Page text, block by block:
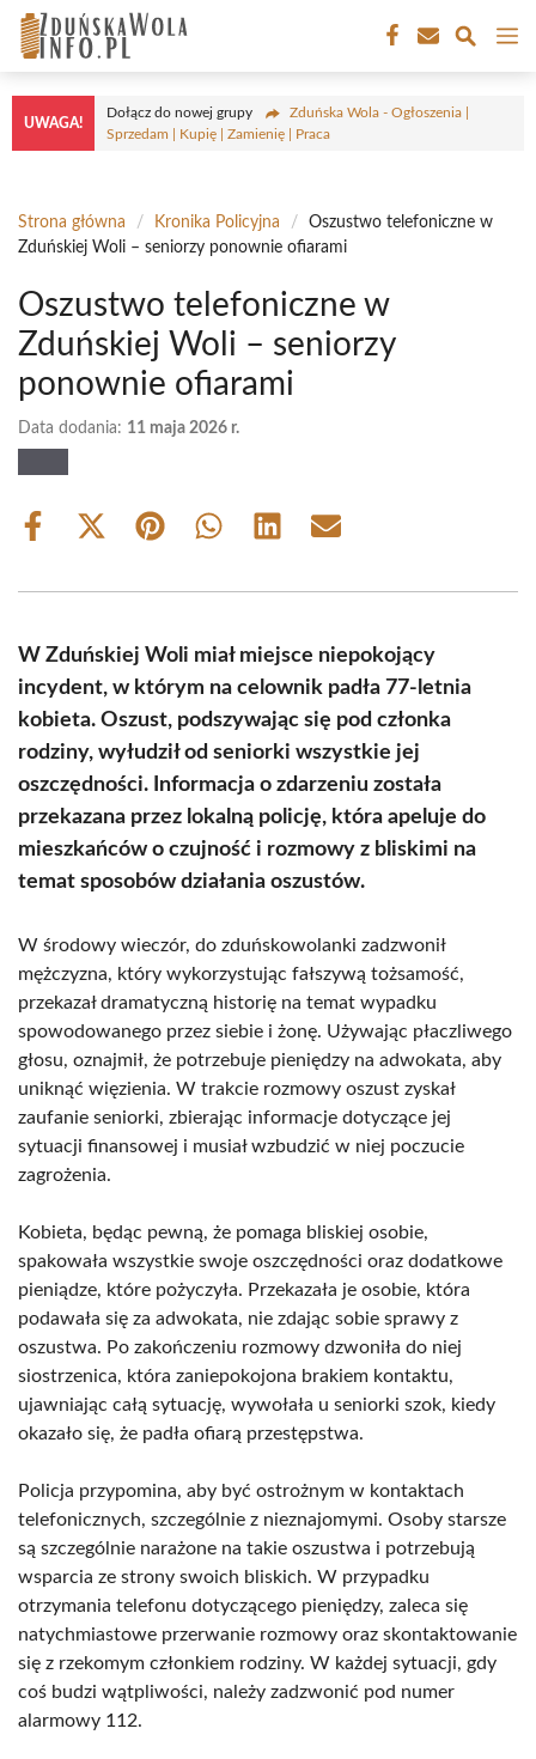
Przejdź
treści
UWAGA!
Dołącz do nowej grupy
Zduńska Wola - Ogłoszenia |
Sprzedam | Kupię | Zamienię | Praca
Strona główna / Kronika Policyjna /
Oszustwo telefoniczne w
Zduńskiej Woli – seniorzy ponownie ofiarami
Oszustwo telefoniczne w
Zduńskiej Woli – seniorzy
ponownie ofiarami
Data dodania: 11 maja 2026 r.
Share
Share
(Twitter)
Share Share Share Share
W Zduńskiej Woli miał miejsce niepokojący
incydent, w którym na celownik padła 77-letnia
kobieta. Oszust, podszywając się pod członka
rodziny, wyłudził od seniorki wszystkie jej
oszczędności. Informacja o zdarzeniu została
przekazana przez lokalną policję, która apeluje do
mieszkańców o czujność i rozmowy z bliskimi na
temat sposobów działania oszustów.
W środowy wieczór, do zduńskowolanki zadzwonił
mężczyzna, który wykorzystując fałszywą tożsamość,
przekazał dramatyczną historię na temat wypadku
spowodowanego przez siebie i żonę. Używając płaczliwego
głosu, oznajmił, że potrzebuje pieniędzy na adwokata, aby
uniknąć więzienia. W trakcie rozmowy oszust zyskał
zaufanie seniorki, zbierając informacje dotyczące jej
sytuacji finansowej i musiał wzbudzić w niej poczucie
zagrożenia.
Kobieta, będąc pewną, że pomaga bliskiej osobie,
spakowała wszystkie swoje oszczędności oraz dodatkowe
pieniądze, które pożyczyła. Przekazała je osobie, która
podawała się za adwokata, nie zdając sobie sprawy z
oszustwa. Po zakończeniu rozmowy dzwoniła do niej
siostrzenica, która zaniepokojona brakiem kontaktu,
ujawniając całą sytuację, wywołała u seniorki szok, kiedy
okazało się, że padła ofiarą przestępstwa.
Policja przypomina, aby być ostrożnym w kontaktach
telefonicznych, szczególnie z nieznajomymi. Osoby starsze
są szczególnie narażone na takie oszustwa i potrzebują
wsparcia ze strony swoich bliskich. W przypadku
otrzymania telefonu dotyczącego pieniędzy, zaleca się
natychmiastowe przerwanie rozmowy oraz skontaktowanie
się z rzekomym członkiem rodziny. W każdej sytuacji, gdy
coś budzi wątpliwości, należy zadzwonić pod numer
alarmowy 112.